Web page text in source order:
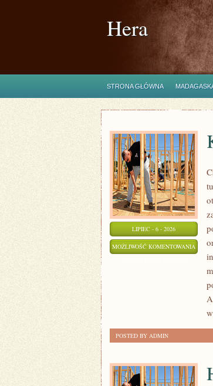
Hera
STRONA GŁÓWNA
LIPIEC - 6 - 2026
MOŻLIWOŚĆ KOMENTOWANIA
POSTED BY ADMIN